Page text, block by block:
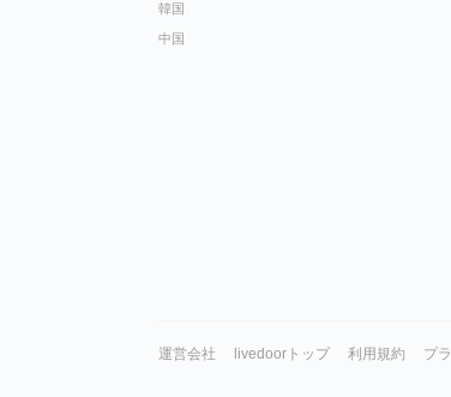
韓国
中国
運営会社 livedoorトップ 利用規約 プ